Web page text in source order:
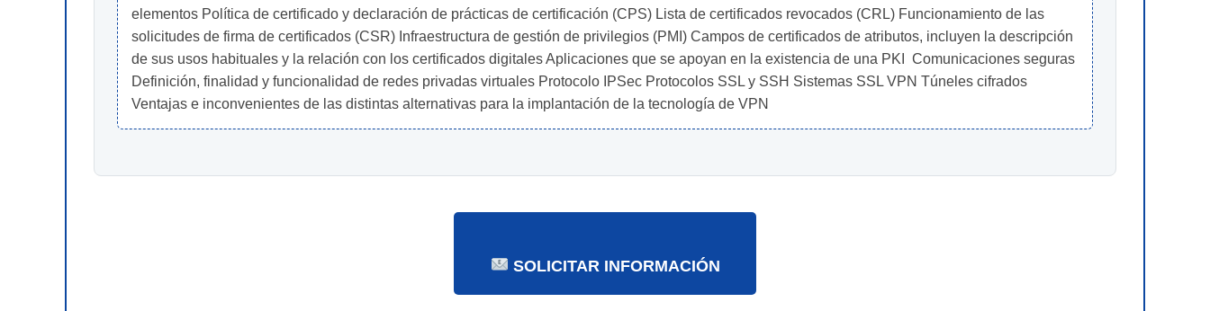
elementos Política de certificado y declaración de prácticas de certificación (CPS) Lista de certificados revocados (CRL) Funcionamiento de las
solicitudes de firma de certificados (CSR) Infraestructura de gestión de privilegios (PMI) Campos de certificados de atributos, incluyen la descripción
de sus usos habituales y la relación con los certificados digitales Aplicaciones que se apoyan en la existencia de una PKI  Comunicaciones seguras
Definición, finalidad y funcionalidad de redes privadas virtuales Protocolo IPSec Protocolos SSL y SSH Sistemas SSL VPN Túneles cifrados
Ventajas e inconvenientes de las distintas alternativas para la implantación de la tecnología de VPN
SOLICITAR INFORMACIÓN